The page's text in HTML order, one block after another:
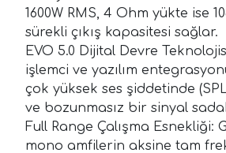
1600W RMS, 4 Ohm yükte ise
sürekli çıkış kapasitesi sağlar.
EVO 5.0 Dijital Devre
işlemci ve yazılım
çok yüksek ses şiddetinde
ve bozunmasız bir sinyal
Full Range Çalışma Esnekliği:
mono amfilerin aksine tam